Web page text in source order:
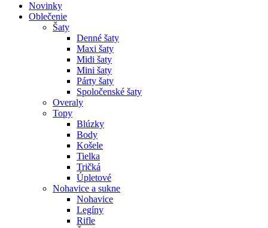
Novinky
Oblečenie
Šaty
Denné šaty
Maxi šaty
Midi šaty
Mini šaty
Párty šaty
Spoločenské šaty
Overaly
Topy
Blúzky
Body
Košele
Tielka
Tričká
Úpletové
Nohavice a sukne
Nohavice
Legíny
Rifle